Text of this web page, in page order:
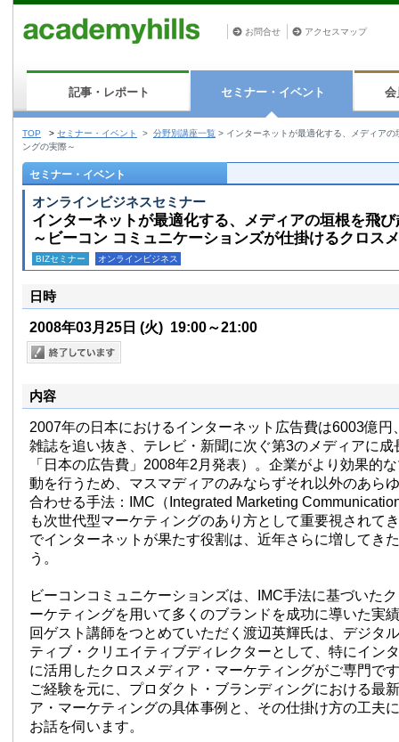
お問合せ アクセスマップ
記事・レポート セミナー・イベント 会
TOP > セミナー・イベント > 分野別講座一覧 > インターネットが最適化する、メディア
ングの実際～
セミナー・イベント
オンラインビジネスセミナー
インターネットが最適化する、メディアの垣根を飛
～ビーコン コミュニケーションズが仕掛けるクロス
BIZセミナー オンラインビジネス
日時
2008年03月25日 (火) 19:00～21:00
内容
2007年の日本におけるインターネット広告費は6003億円
雑誌を追い抜き、テレビ・新聞に次ぐ第3のメディアに成
「日本の広告費」2008年2月発表）。企業がより効果的
動を行うため、マスマディアのみならずそれ以外のあら
合わせる手法：IMC（Integrated Marketing
も次世代型マーケティングのあり方として重要視されて
でインターネットが果たす役割は、近年さらに増してき
う。
ビーコンコミュニケーションズは、IMC手法に基づいた
ーケティングを用いて多くのブランドを成功に導いた実
回ゲスト講師をつとめていただく渡辺英輝氏は、デジタ
ティブ・クリエイティブディレクターとして、特にイン
に活用したクロスメディア・マーケティングがご専門で
ご経験を元に、プロダクト・ブランディングにおける最
ア・マーケティングの具体事例と、その仕掛け方の工夫
お話を伺います。